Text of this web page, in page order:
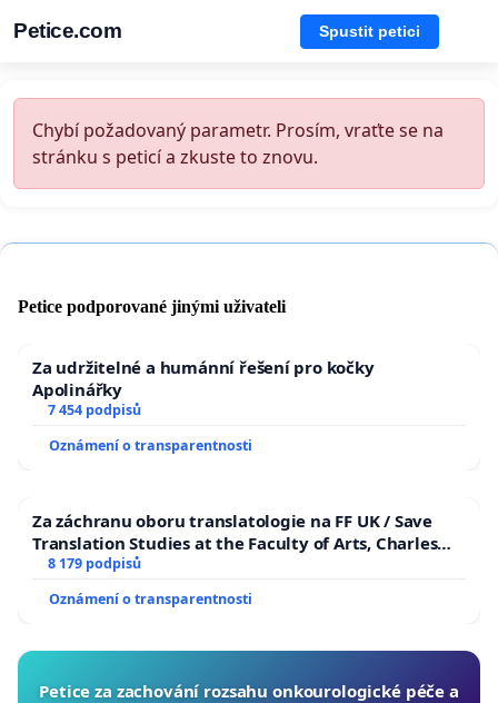
Petice.com Spustit petici
Chybí požadovaný parametr. Prosím, vraťte se na
stránku s peticí a zkuste to znovu.
Petice podporované jinými uživateli
Za udržitelné a humánní řešení pro kočky
Apolinářky
7 454 podpisů
Oznámení o transparentnosti
Za záchranu oboru translatologie na FF UK / Save
Translation Studies at the Faculty of Arts, Charles
University
8 179 podpisů
Oznámení o transparentnosti
Petice za zachování rozsahu onkourologické péče a